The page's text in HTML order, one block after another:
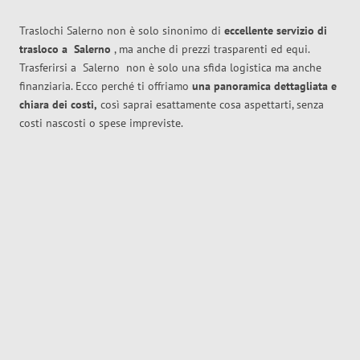
Traslochi Salerno non è solo sinonimo di eccellente servizio di
trasloco a Salerno , ma anche di prezzi trasparenti ed equi.
Trasferirsi a Salerno non è solo una sfida logistica ma anche
finanziaria. Ecco perché ti offriamo una panoramica dettagliata e
chiara dei costi, così saprai esattamente cosa aspettarti, senza
costi nascosti o spese impreviste.